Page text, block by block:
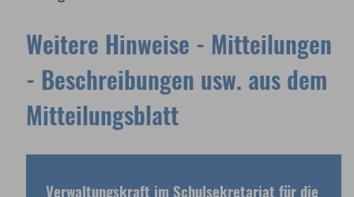
Weitere Hinweise - Mitteilungen
- Beschreibungen usw. aus dem
Mitteilungsblatt
Verwaltungskraft im Schulsekretariat für die